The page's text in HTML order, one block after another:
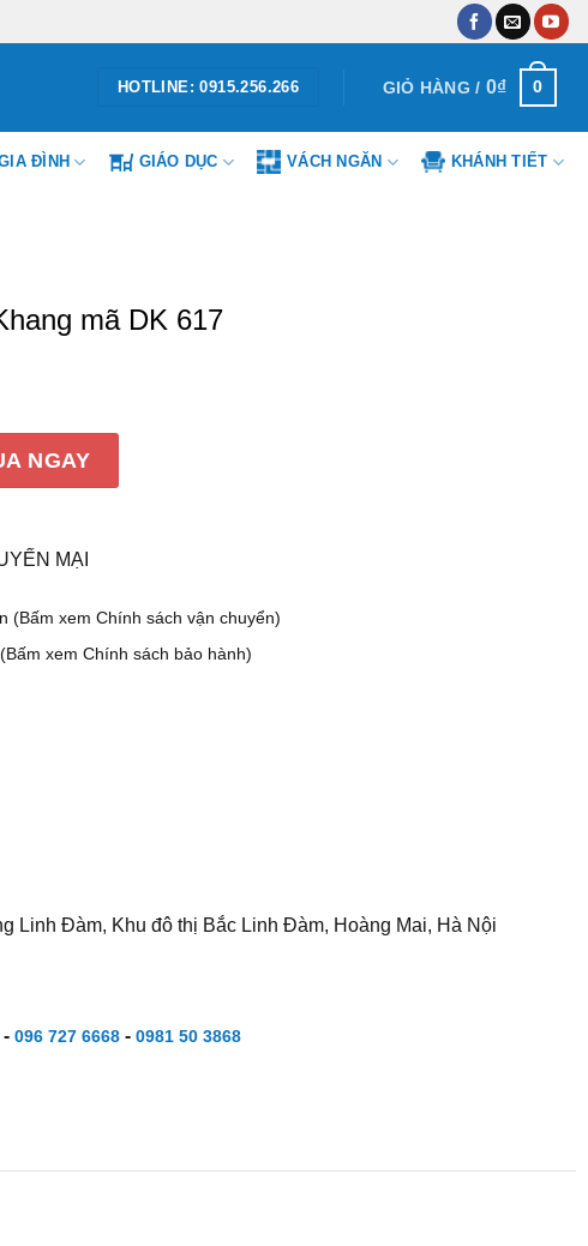
HOTLINE: 0915.256.266 GIỎ HÀNG / 0₫ 0
ĐÌNH GIÁO DỤC VÁCH NGĂN KHÁNH TIẾT
mã DK 617
NGAY
MẠI
(Bấm xem Chính sách vận chuyển)
xem Chính sách bảo hành)
Linh Đàm, Khu đô thị Bắc Linh Đàm, Hoàng Mai, Hà Nội
096 727 6668- 0981 50 3868